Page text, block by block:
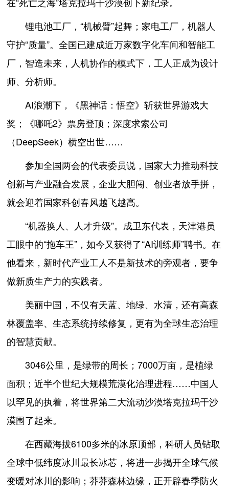
在“死亡之海”塔克拉玛干沙漠创下新纪录。
锂电池工厂，“机械臂”起舞；家电工厂，机器人
守护“质量”。全国已建成近万家数字化车间和智能工
厂，智造未来，人机协作的模式下，工人正成为设计
师、分析师。
AI浪潮下，《黑神话：悟空》斩获世界游戏大
奖；《哪吒2》票房登顶；深度求索公司
（DeepSeek）横空出世……
参加全国两会的代表委员说，国家大力推动科技
创新与产业融合发展，企业大胆闯、创业者放手拼，
就会迎着国家科创春风越飞越高。
“机器换人、人才升级”。成卫东代表，天津港员
工眼中的“拖车王”，如今又获得了“AI训练师”聘书。在
他看来，新时代产业工人不是新技术的旁观者，要争
做新质生产力的实践者。
美丽中国，不仅有天蓝、地绿、水清，还有高森
林覆盖率、生态系统持续修复，更有为全球生态治理
的智慧贡献。
3046公里，是绿带的周长；7000万亩，是植绿
面积；近半个世纪大规模荒漠化治理进程……中国人
以罕见的执着，将世界第二大流动沙漠塔克拉玛干沙
漠围了起来。
在西藏海拔6100多米的冰原顶部，科研人员钻取
全球中低纬度冰川最长冰芯，将进一步揭开全球气候
变暖对冰川的影响；莽莽森林边缘，正开辟春季防火